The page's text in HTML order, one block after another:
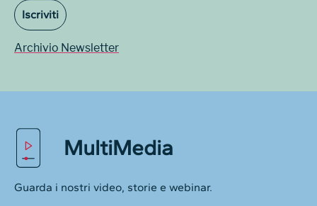
Iscriviti
Archivio Newsletter
MultiMedia
Guarda i nostri video, storie e webinar.